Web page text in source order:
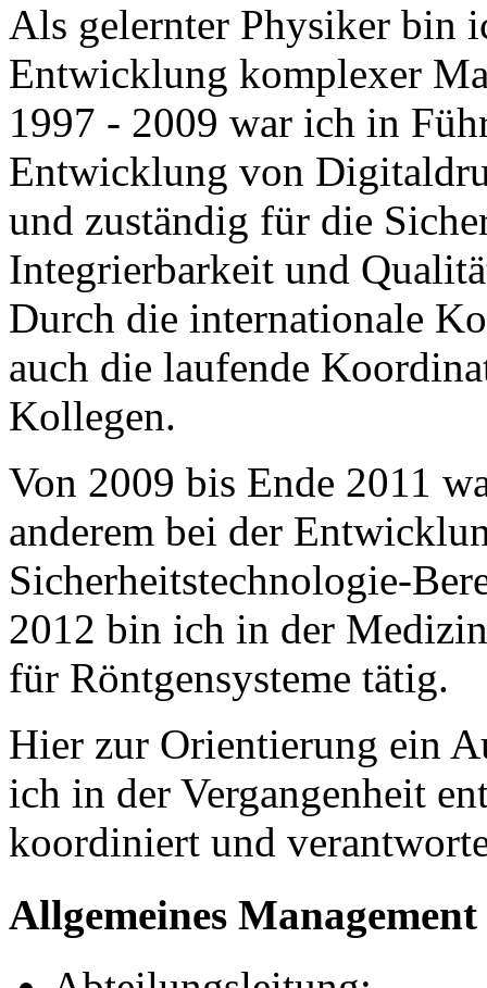
Als gelernter Physiker bin
Entwicklung komplexer
1997 - 2009 war ich in
Entwicklung von
und zuständig für die
Integrierbarkeit und
Durch die internationale
auch die laufende
Kollegen.
Von 2009 bis Ende 2011
anderem bei der
Sicherheitstechnologie-
2012 bin ich in der
für Röntgensysteme tätig.
Hier zur Orientierung ein
ich in der Vergangenheit
koordiniert und
Allgemeines Management